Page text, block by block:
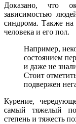
Доказано, что
зависимостью
синдрома. Также на
человека и его пол.
Например,
состоянием
и даже не
Стоит
подвержен
Курение,
самый тяжелый
степень и тяжесть